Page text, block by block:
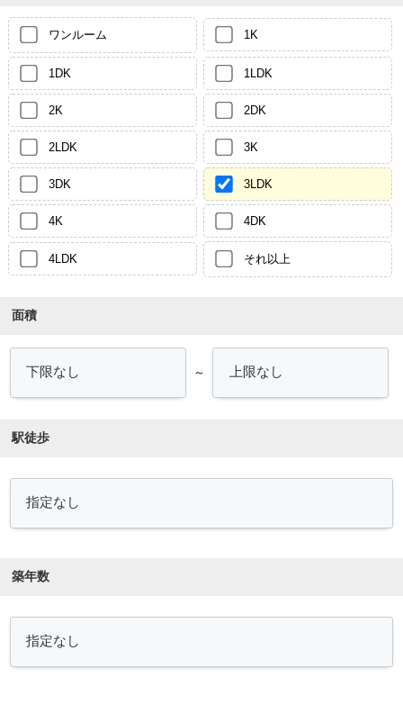
ワンルーム 1K
1DK 1LDK
2K 2DK
2LDK 3K
3DK 3LDK
4K 4DK
4LDK それ以上
面積
～
駅徒歩
築年数